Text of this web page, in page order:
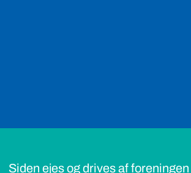
Siden ejes og drives af